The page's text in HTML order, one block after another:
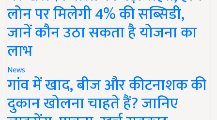
लोन पर मिलेगी 4% की सब्सिडी,
जानें कौन उठा सकता है योजना का
लाभ
News
गांव में खाद, बीज और कीटनाशक की
दुकान खोलना चाहते हैं? जानिए